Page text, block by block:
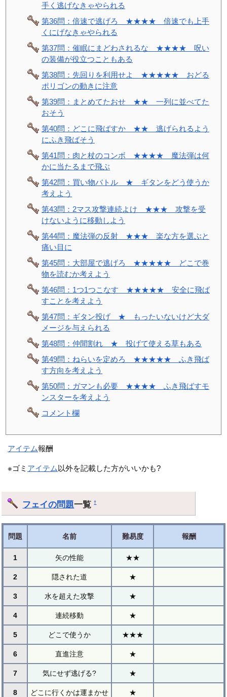
手く逃げなきゃやられる
第36問：倍速で逃げろ ★★★★ 倍速でも上手
くにげなきゃやられる
第37問：催眠にまどわされるな ★★★★ 呪い
の装備が役立つこともある
第38問：先回りを利用せよ ★★★★★ おどる
ポリゴンの動きに注意
第39問：まとめてたおせ ★★ 一列に並べてた
おそう
第40問：どこに飛ばすか ★★ 逃げられるよう
にふき飛ばそう
第41問：肉と杖のコンボ ★★★★ 魔法弾は何
かに当たるまで飛ぶ
第42問：買い物バトル ★ ギタンをどう使うか
考えよう
第43問：2マス攻撃連続よけ ★★★ 攻撃を受
けないように移動しよう
第44問：魔法弾の反射 ★★★ 楽な方を選ぶと
痛い目に
第45問：大部屋で逃げろ ★★★★★ どこで巻
物を読むか考えよう
第46問：1つ1つこなす ★★★★★ 安全に飛ば
すことを考えよう
第47問：ギタン投げ ★ もったいないけど大ダ
メージを与えられる
第48問：仲間割れ ★ 投げて使える草もある
第49問：ねらいを定めろ ★★★★★ ふき飛ば
す方向を考えよう
第50問：ガマンも必要 ★★★★ ふき飛ばすモ
ンスターを考えよう
コメント欄
アイテム報酬
※ゴミ アイテム 以外を記載した方がいいかも?
フェイの問題一覧†
問題 名前 難易度 報酬
1 矢の性能 ★★
2 隠された道 ★
3 水を超えた攻撃 ★
4 連続移動 ★
5 どこで使うか ★★★
6 直進注意 ★
7 気にせず逃げる? ★
8 どこに行くかは運まかせ ★